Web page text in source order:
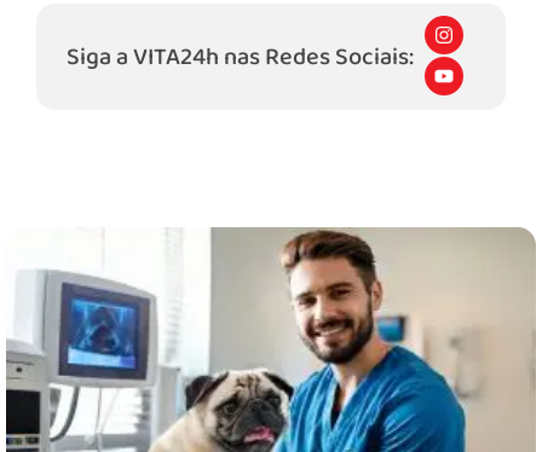
Siga a VITA24h nas Redes Sociais:
I
n
s
t
a
Y
o
u